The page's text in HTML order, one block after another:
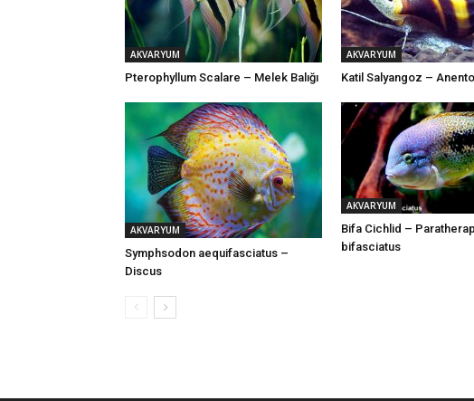
AKVARYUM
Pterophyllum Scalare – Melek Balığı
AKVARYUM
Katil Salyangoz –
AKVARYUM
Symphsodon aequifasciatus –
Discus
AKVARYUM
Bifa Cichlid –
bifasciatus